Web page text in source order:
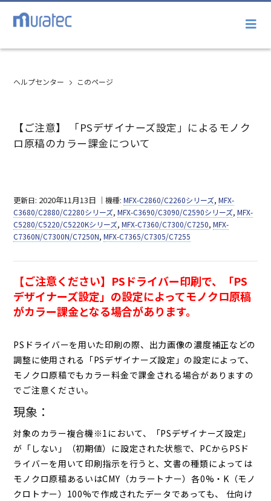
ヘルプセンター このページ
【ご注意】 「PSデザイナーズ設定」によるモノク
ロ原稿のカラー課金について
更新日: 2020年11月13日 ｜機種:MFX-C2860/C2260シリーズ,MFX-
C3680/C2880/C2280シリーズ,MFX-C3690/C3090/C2590シリーズ,MFX-
C5280/C5220/C5220Kシリーズ,MFX-C7360/C7300/C7250,MFX-
C7360N/C7300N/C7250N,MFX-C7365/C7305/C7255
【ご注意ください】PSドライバー印刷で、「PS
デザイナーズ設定」の設定によってモノクロ原稿
がカラー課金となる場合があります。
PSドライバーを用いた印刷の際、出力画像の濃度補正などの
調整に使用される「PSデザイナーズ設定」の設定によって、
モノクロ原稿でもカラー料金で課金される場合がありますの
でご注意ください。
現象：
対象のカラー複合機※1において、「PSデザイナーズ設定」
が「しない」（初期値）に設定された状態で、PCからPSド
ライバーを用いて印刷指示を行うと、文書の種類によっては
モノクロ原稿あるいはCMY（カラートナー）各0%・K（モノ
クロトナー）100%で作成されたデータであっても、 仕向け